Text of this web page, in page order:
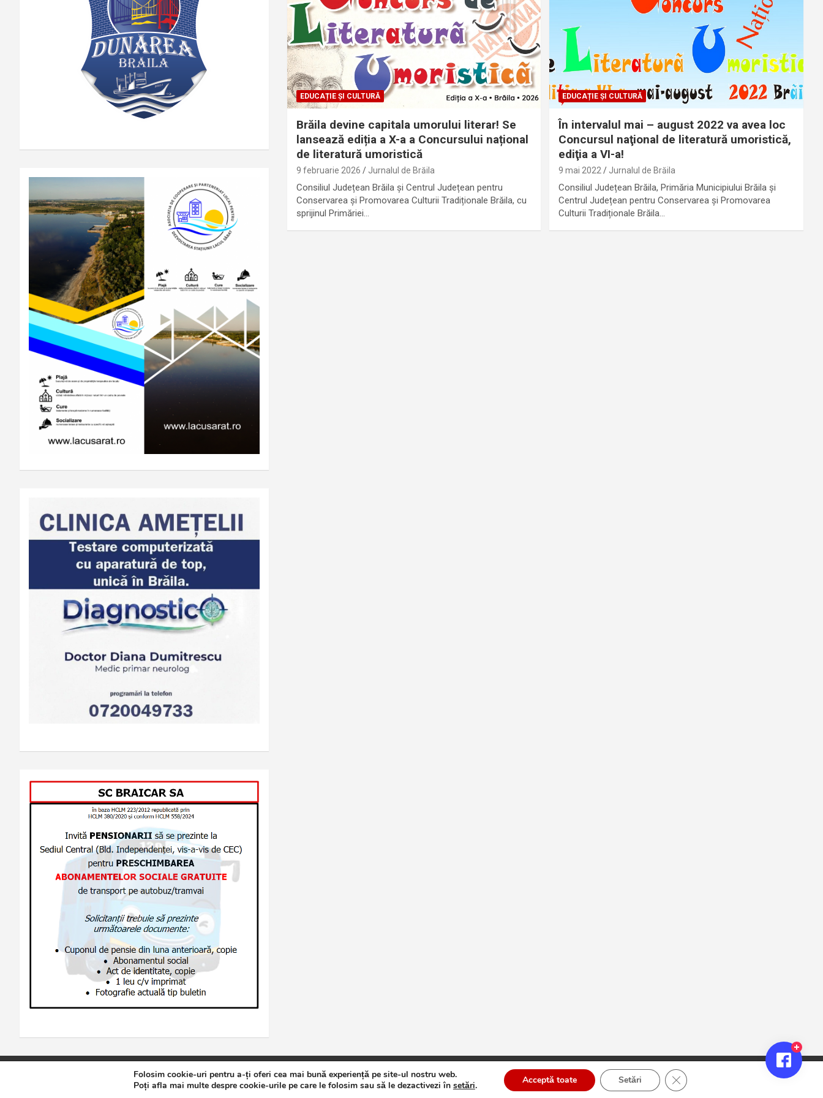
EDUCAȚIE ȘI CULTURĂ
Brăila devine capitala umorului literar! Se
lansează ediția a X-a a Concursului național
de literatură umoristică
9 februarie 2026 Jurnalul de Brăila
Consiliul Județean Brăila și Centrul Județean pentru
Conservarea și Promovarea Culturii Tradiționale Brăila, cu
sprijinul Primăriei…
EDUCAȚIE ȘI CULTURĂ
În intervalul mai – august 2022 va avea loc
Concursul naţional de literatură umoristică,
ediţia a VI-a!
9 mai 2022 Jurnalul de Brăila
Consiliul Județean Brăila, Primăria Municipiului Brăila şi
Centrul Județean pentru Conservarea și Promovarea
Culturii Tradiționale Brăila…
Jurnalul de Brăila Politică de confidențialitate Theme by:Theme Horse Proudly Powered by: WordPress
Folosim cookie-uri pentru a-ți oferi cea mai bună experiență pe site-ul nostru web.
Poți afla mai multe despre cookie-urile pe care le folosim sau să le dezactivezi în setări. Acceptă toate Setări Close GDPR Cookie Banner